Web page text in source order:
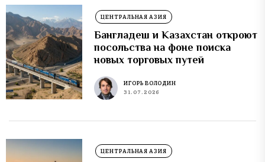
ЦЕНТРАЛЬНАЯ АЗИЯ
Бангладеш и Казахстан откроют
посольства на фоне поиска
новых торговых путей
ИГОРЬ ВОЛОДИН
31.07.2026
ЦЕНТРАЛЬНАЯ АЗИЯ